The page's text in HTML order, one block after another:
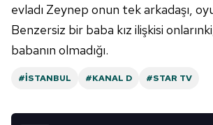
evladı Zeynep onun tek arkadaşı,
Benzersiz bir baba kız ilişkisi
babanın olmadığı.
#İSTANBUL #KANAL D #STAR TV